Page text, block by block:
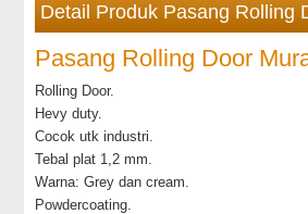
Detail Produk Pasang Rolling
Pasang Rolling Door
Rolling Door.
Hevy duty.
Cocok utk industri.
Tebal plat 1,2 mm.
Warna: Grey dan cream.
Powdercoating.